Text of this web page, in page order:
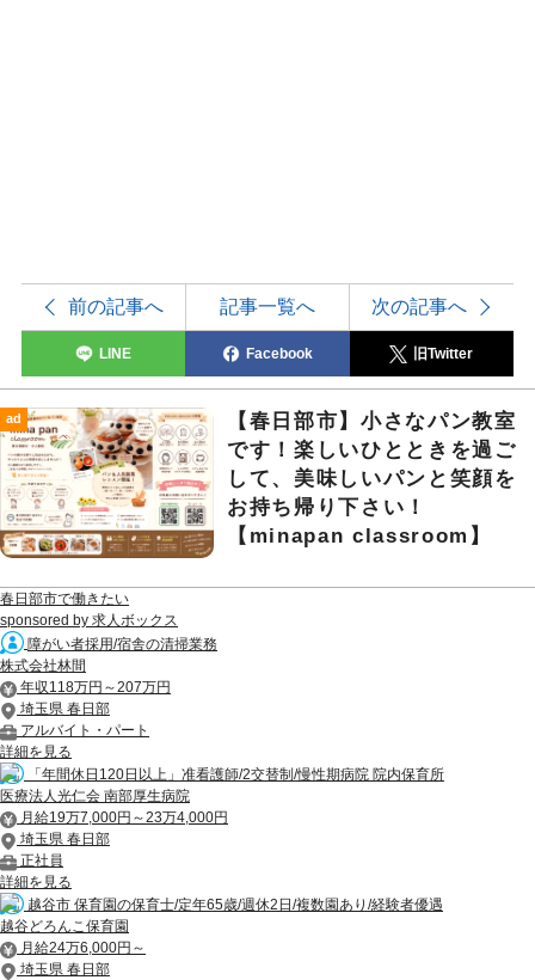
前の記事へ 記事一覧へ 次の記事へ
LINE Facebook 旧Twitter
ad
【春日部市】小さなパン教室
です！楽しいひとときを過ご
して、美味しいパンと笑顔を
お持ち帰り下さい！
【minapan classroom】
春日部市で働きたい
sponsored by 求人ボックス
障がい者採用/宿舎の清掃業務
株式会社林間
年収118万円～207万円
埼玉県 春日部
アルバイト・パート
詳細を見る
「年間休日120日以上」准看護師/2交替制/慢性期病院 院内保育所
医療法人光仁会 南部厚生病院
月給19万7,000円～23万4,000円
埼玉県 春日部
正社員
詳細を見る
越谷市 保育園の保育士/定年65歳/週休2日/複数園あり/経験者優遇
越谷どろんこ保育園
月給24万6,000円～
埼玉県 春日部